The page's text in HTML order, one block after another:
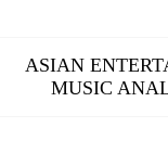
content
ASIAN
MUSIC